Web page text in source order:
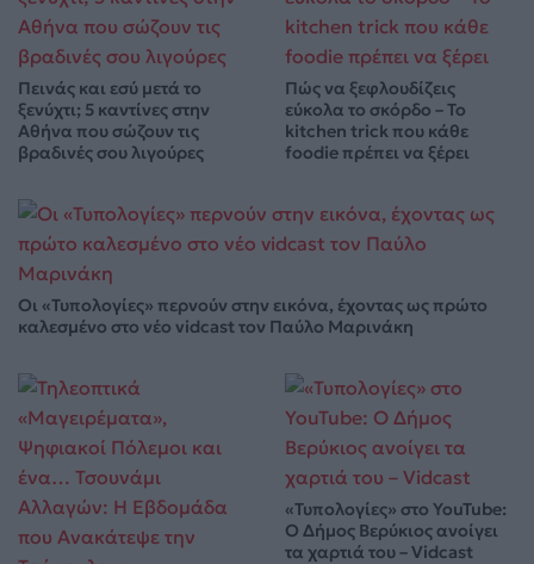
Πεινάς και εσύ μετά το
ξενύχτι; 5 καντίνες στην
Αθήνα που σώζουν τις
βραδινές σου λιγούρες
Πώς να ξεφλουδίζεις
εύκολα το σκόρδο – Το
kitchen trick που κάθε
foodie πρέπει να ξέρει
Οι «Τυπολογίες» περνούν στην εικόνα, έχοντας ως πρώτο
καλεσμένο στο νέο vidcast τον Παύλο Μαρινάκη
«Τυπολογίες» στο YouTube:
Ο Δήμος Βερύκιος ανοίγει
τα χαρτιά του – Vidcast